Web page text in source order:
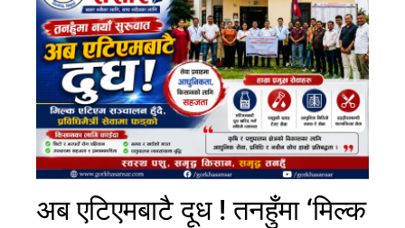
अब एटिएमबाटै दूध ! तनहुँमा ‘मिल्क